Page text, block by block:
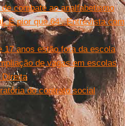
combate ao analfabetismo
É pior que 64’. Entrevista com
17 anos estão fora da escola
de vagas em escolas
do contrato social